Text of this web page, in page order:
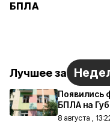
БПЛА
Лучшее за
Появились
БПЛА на
8 августа ,